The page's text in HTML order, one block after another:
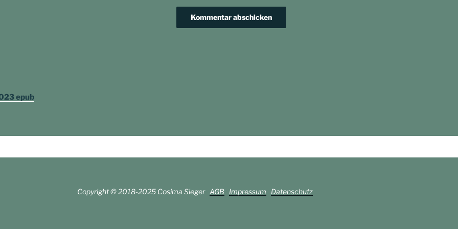
epub
Copyright © 2018-2025 Cosima Sieger AGB Impressum Datenschutz